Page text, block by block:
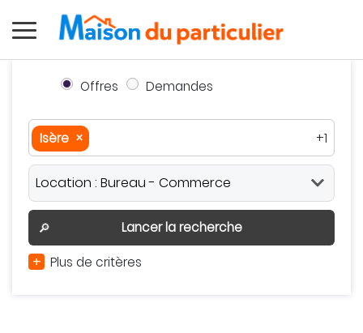
Offres Demandes
Isère ×
+1
Autour de moi
Effacer
Valider
🔎
Lancer la recherche
+ Plus de critères